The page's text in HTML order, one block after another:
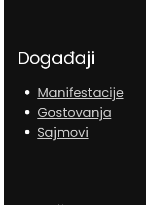
Događaji
Manifestacije
Gostovanja
Sajmovi